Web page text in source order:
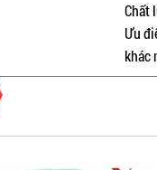
Chất
Ưu
khác